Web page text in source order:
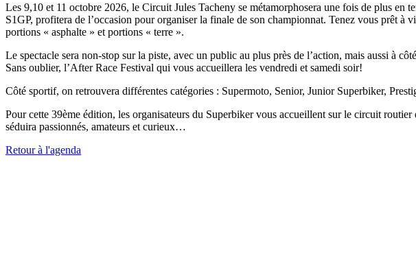
Les 9,10 et 11 octobre 2026, le Circuit Jules Tacheny se métamorphosera une fois de plus
S1GP, profitera de l’occasion pour organiser la finale de son championnat. Tenez vous prêt
portions « asphalte » et portions « terre ».
Le spectacle sera non-stop sur la piste, avec un public au plus près de l’action, mais aussi à
Sans oublier, l’After Race Festival qui vous accueillera les vendredi et samedi soir!
Côté sportif, on retrouvera différentes catégories : Supermoto, Senior, Junior Superbiker,
Pour cette 39ème édition, les organisateurs du Superbiker vous accueillent sur le circuit
séduira passionnés, amateurs et curieux…
Retour à l'agenda